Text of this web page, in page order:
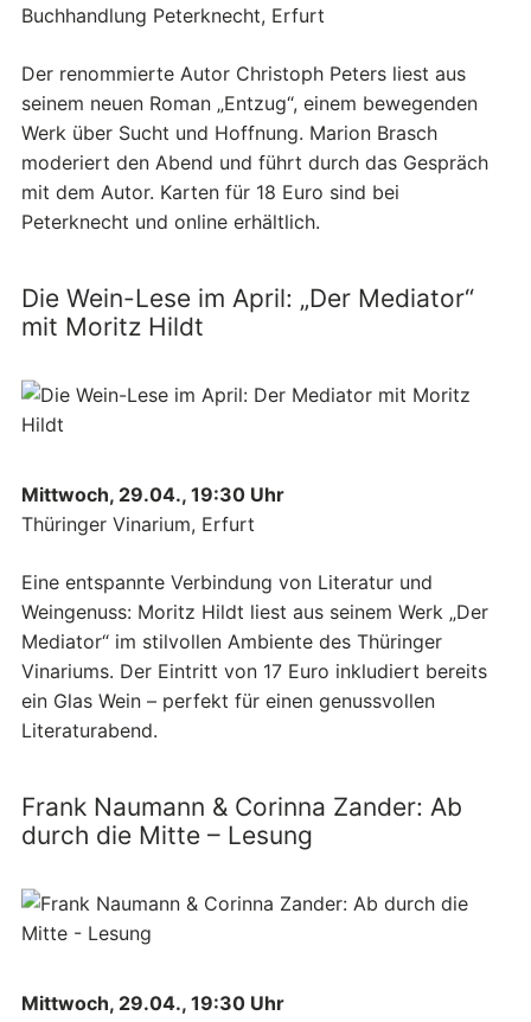
Buchhandlung Peterknecht, Erfurt
Der renommierte Autor Christoph Peters liest aus
seinem neuen Roman „Entzug“, einem bewegenden
Werk über Sucht und Hoffnung. Marion Brasch
moderiert den Abend und führt durch das Gespräch
mit dem Autor. Karten für 18 Euro sind bei
Peterknecht und online erhältlich.
Die Wein-Lese im April: „Der Mediator“
mit Moritz Hildt
Mittwoch, 29.04., 19:30 Uhr
Thüringer Vinarium, Erfurt
Eine entspannte Verbindung von Literatur und
Weingenuss: Moritz Hildt liest aus seinem Werk „Der
Mediator“ im stilvollen Ambiente des Thüringer
Vinariums. Der Eintritt von 17 Euro inkludiert bereits
ein Glas Wein – perfekt für einen genussvollen
Literaturabend.
Frank Naumann & Corinna Zander: Ab
durch die Mitte – Lesung
Mittwoch, 29.04., 19:30 Uhr